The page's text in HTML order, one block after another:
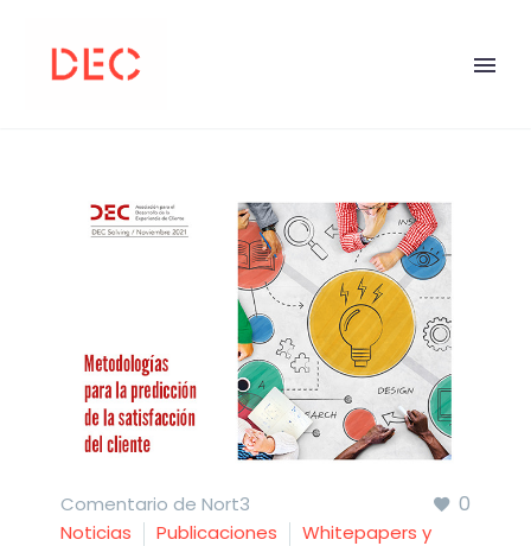
0
Comentario de Nort3
Noticias
Publicaciones
Whitepapers y